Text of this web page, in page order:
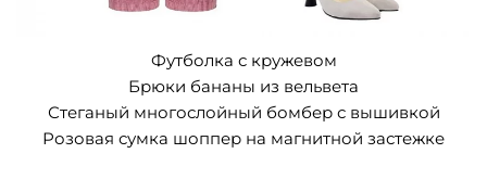
Футболка с кружевом
Брюки бананы из вельвета
Стеганый многослойный бомбер с вышивкой
Розовая сумка шоппер на магнитной застежке